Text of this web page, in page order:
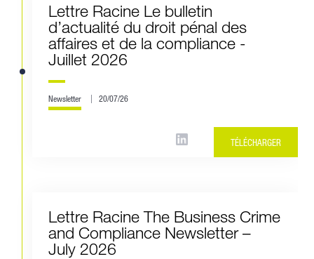
Lettre Racine Le bulletin
d’actualité du droit pénal des
affaires et de la compliance -
Juillet 2026
Newsletter 20/07/26
TÉLÉCHARGER
Lettre Racine The Business Crime
and Compliance Newsletter –
July 2026